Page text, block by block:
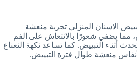
الاسنان المنزلي تجربة منعشة
مما يضفي شعورًا بالانتعاش على الفم
أثناء التبييض. كما تساعد نكهة النعناع
منعشة طوال فترة التبييض.